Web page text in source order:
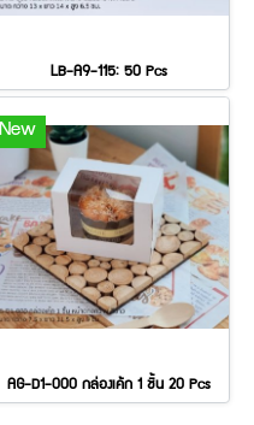
LB-A9-115: 50 Pcs
New
AG-D1-000 กล่องเค้ก 1 ชิ้น 20 Pcs